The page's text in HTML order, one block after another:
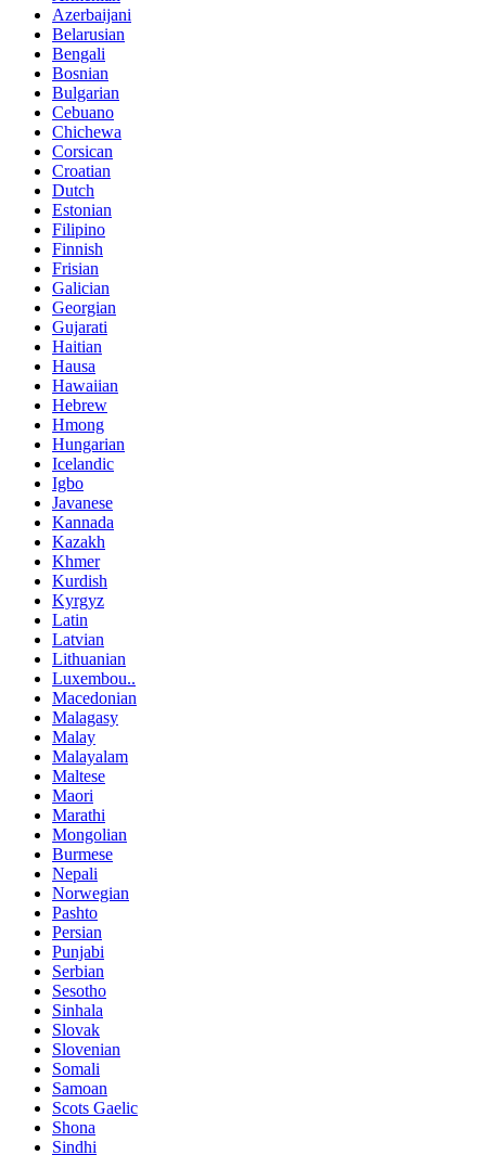
Azerbaijani
Belarusian
Bengali
Bosnian
Bulgarian
Cebuano
Chichewa
Corsican
Croatian
Dutch
Estonian
Filipino
Finnish
Frisian
Galician
Georgian
Gujarati
Haitian
Hausa
Hawaiian
Hebrew
Hmong
Hungarian
Icelandic
Igbo
Javanese
Kannada
Kazakh
Khmer
Kurdish
Kyrgyz
Latin
Latvian
Lithuanian
Luxembou..
Macedonian
Malagasy
Malay
Malayalam
Maltese
Maori
Marathi
Mongolian
Burmese
Nepali
Norwegian
Pashto
Persian
Punjabi
Serbian
Sesotho
Sinhala
Slovak
Slovenian
Somali
Samoan
Scots Gaelic
Shona
Sindhi